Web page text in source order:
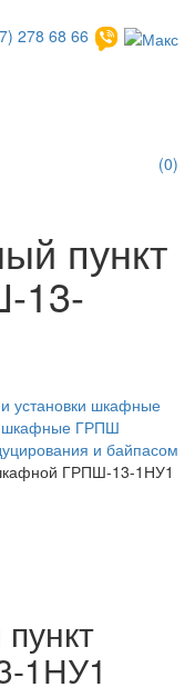
278 68 66
(0)
пункт
13-
установки шкафные
шкафные ГРПШ
и байпасом
ГРПШ-13-1НУ1
1НУ1